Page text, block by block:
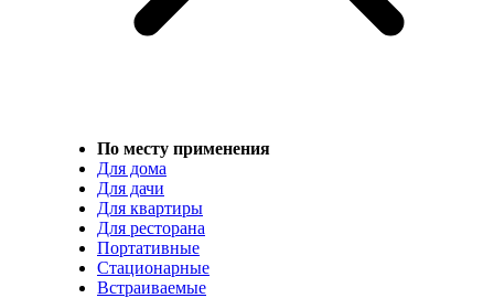
По месту применения
Для дома
Для дачи
Для квартиры
Для ресторана
Портативные
Стационарные
Встраиваемые